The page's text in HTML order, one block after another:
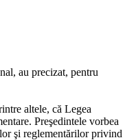
au precizat, pentru
altele, că Legea
Preşedintele vorbea
şi reglementărilor privind